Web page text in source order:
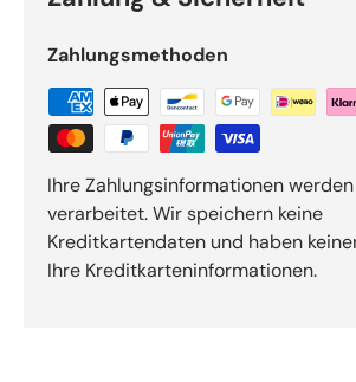
Zahlungsmethoden
Ihre Zahlungsinformationen
verarbeitet. Wir speichern keine
Kreditkartendaten und haben
Ihre Kreditkarteninformationen.